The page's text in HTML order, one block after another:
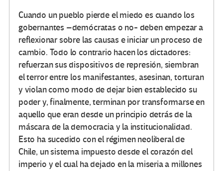
Cuando un pueblo pierde el miedo es cuando los
gobernantes –demócratas o no- deben empezar a
reflexionar sobre las causas e iniciar un proceso de
cambio. Todo lo contrario hacen los dictadores:
refuerzan sus dispositivos de represión, siembran
el terror entre los manifestantes, asesinan, torturan
y violan como modo de dejar bien establecido su
poder y, finalmente, terminan por transformarse en
aquello que eran desde un principio detrás de la
máscara de la democracia y la institucionalidad.
Esto ha sucedido con el régimen neoliberal de
Chile, un sistema impuesto desde el corazón del
imperio y el cual ha dejado en la miseria a millones